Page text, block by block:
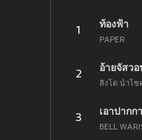
1
ท้องฟ้า
PAPER
2
อ้ายจัสว
สิงโต นำโช
3
เอาปากก
BELL